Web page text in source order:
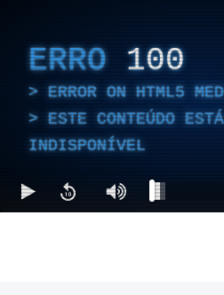
ERRO 100
ERROR ON HTML5
ESTE CONTEÚDO
INDISPONÍVEL